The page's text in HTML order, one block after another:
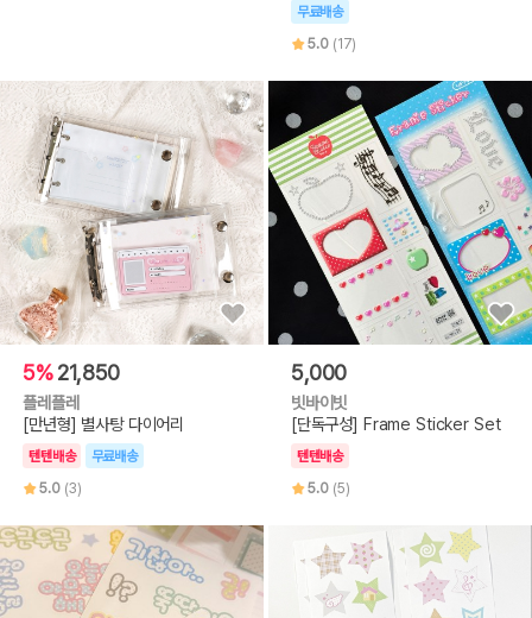
무료배송
5.0 (17)
5% 21,850
플레플레
[만년형] 별사탕 다이어리
텐텐배송
무료배송
5.0 (3)
5,000
빗바이빗
[단독구성] Frame Sticker Set
텐텐배송
5.0 (5)